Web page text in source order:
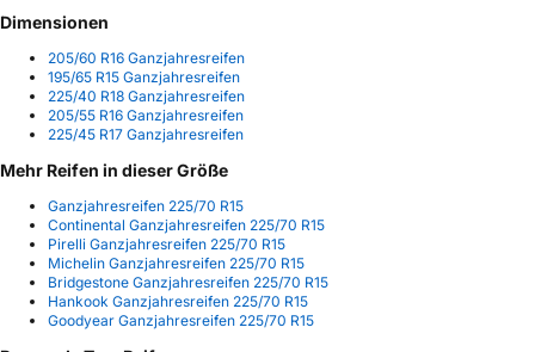
Dimensionen
205/60 R16 Ganzjahresreifen
195/65 R15 Ganzjahresreifen
225/40 R18 Ganzjahresreifen
205/55 R16 Ganzjahresreifen
225/45 R17 Ganzjahresreifen
Mehr Reifen in dieser Größe
Ganzjahresreifen 225/70 R15
Continental Ganzjahresreifen 225/70 R15
Pirelli Ganzjahresreifen 225/70 R15
Michelin Ganzjahresreifen 225/70 R15
Bridgestone Ganzjahresreifen 225/70 R15
Hankook Ganzjahresreifen 225/70 R15
Goodyear Ganzjahresreifen 225/70 R15